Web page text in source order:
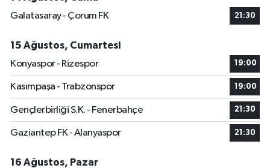
Galatasaray - Çorum FK
21:30
15 Ağustos, Cumartesi
Konyaspor - Rizespor
19:00
Kasımpaşa - Trabzonspor 19:00
Gençlerbirliği S.K. - Fenerbahçe 21:30
Gaziantep FK - Alanyaspor 21:30
16 Ağustos, Pazar